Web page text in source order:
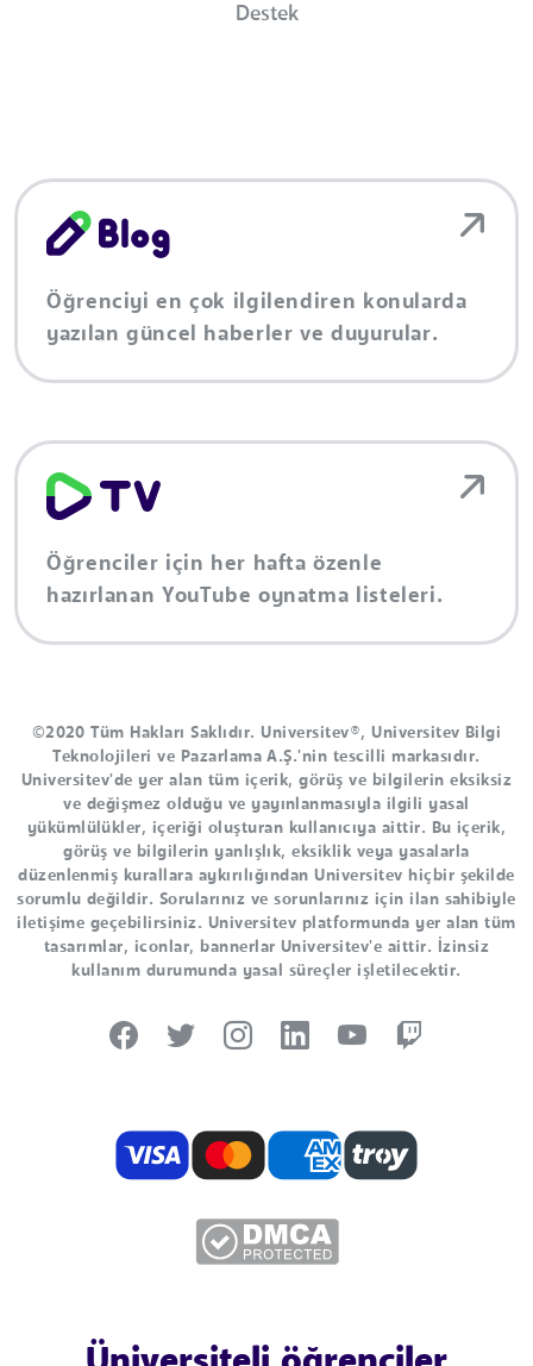
Destek
Öğrenciyi en çok ilgilendiren konularda
yazılan güncel haberler ve duyurular.
Öğrenciler için her hafta özenle
hazırlanan YouTube oynatma listeleri.
©2020 Tüm Hakları Saklıdır. Universitev®, Universitev Bilgi
Teknolojileri ve Pazarlama A.Ş.'nin tescilli markasıdır.
Universitev'de yer alan tüm içerik, görüş ve bilgilerin eksiksiz
ve değişmez olduğu ve yayınlanmasıyla ilgili yasal
yükümlülükler, içeriği oluşturan kullanıcıya aittir. Bu içerik,
görüş ve bilgilerin yanlışlık, eksiklik veya yasalarla
düzenlenmiş kurallara aykırılığından Universitev hiçbir şekilde
sorumlu değildir. Sorularınız ve sorunlarınız için ilan sahibiyle
iletişime geçebilirsiniz. Universitev platformunda yer alan tüm
tasarımlar, iconlar, bannerlar Universitev'e aittir. İzinsiz
kullanım durumunda yasal süreçler işletilecektir.